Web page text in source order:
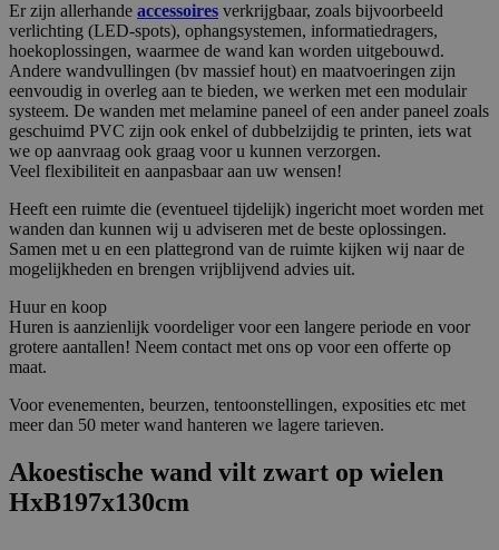
Er zijn allerhande accessoires verkrijgbaar, zoals bijvoorbeeld
verlichting (LED-spots), ophangsystemen, informatiedragers,
hoekoplossingen, waarmee de wand kan worden uitgebouwd.
Andere wandvullingen (bv massief hout) en maatvoeringen zijn
eenvoudig in overleg aan te bieden, we werken met een modulair
systeem. De wanden met melamine paneel of een ander paneel zoals
geschuimd PVC zijn ook enkel of dubbelzijdig te printen, iets wat
we op aanvraag ook graag voor u kunnen verzorgen.
Veel flexibiliteit en aanpasbaar aan uw wensen!
Heeft een ruimte die (eventueel tijdelijk) ingericht moet worden met
wanden dan kunnen wij u adviseren met de beste oplossingen.
Samen met u en een plattegrond van de ruimte kijken wij naar de
mogelijkheden en brengen vrijblijvend advies uit.
Huur en koop
Huren is aanzienlijk voordeliger voor een langere periode en voor
grotere aantallen! Neem contact met ons op voor een offerte op
maat.
Voor evenementen, beurzen, tentoonstellingen, exposities etc met
meer dan 50 meter wand hanteren we lagere tarieven.
Akoestische wand vilt zwart op wielen
HxB197x130cm